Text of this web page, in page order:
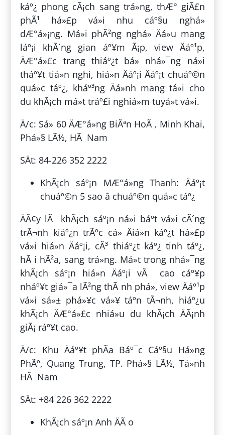
káº¿ phong cÃ¡ch sang trá»ng, thÆ° giÃ£n
phÃ¹ há»£p vá»i nhu cáº§u nghá»
dÆ°á»¡ng. Má»i phÃ²ng nghá» Äá»u mang
láº¡i khÃ´ng gian áº¥m Ã¡p, view Äáº¹p,
ÄÆ°á»£c trang thiáº¿t bá» nhá»¯ng ná»i
tháº¥t tiá»n nghi, hiá»n Äáº¡i Äáº¡t chuáº©n
quá»c táº¿, kháº³ng Äá»nh mang tá»i cho
du khÃ¡ch má»t tráº£i nghiá»m tuyá»t vá»i.
Ä/c: Sá» 60 ÄÆ°á»ng BiÃªn HoÃ , Minh Khai,
Phá»§ LÃ½, HÃ Nam
SÄt: 84-226 352 2222
KhÃ¡ch sáº¡n MÆ°á»ng Thanh: Äáº¡t
chuáº©n 5 sao â chuáº©n quá»c táº¿
ÄÃ¢y lÃ khÃ¡ch sáº¡n ná»i báº­t vá»i cÃ´ng
trÃ¬nh kiáº¿n trÃºc cá» Äiá»n káº¿t há»£p
vá»i hiá»n Äáº¡i, cÃ³ thiáº¿t káº¿ tinh táº¿,
hÃ i hÃ²a, sang trá»ng. Má»t trong nhá»¯ng
khÃ¡ch sáº¡n hiá»n Äáº¡i vÃ cao cáº¥p
nháº¥t giá»¯a lÃ²ng thÃ nh phá», view Äáº¹p
vá»i sá»± phá»¥c vá»¥ táº­n tÃ¬nh, hiáº¿u
khÃ¡ch ÄÆ°á»£c nhiá»u du khÃ¡ch ÄÃ¡nh
giÃ¡ ráº¥t cao.
Ä/c: Khu Äáº¥t phÃ­a Báº¯c Cáº§u Há»ng
PhÃº, Quang Trung, TP. Phá»§ LÃ½, Tá»nh
HÃ Nam
SÄt: +84 226 362 2222
KhÃ¡ch sáº¡n Anh ÄÃ o